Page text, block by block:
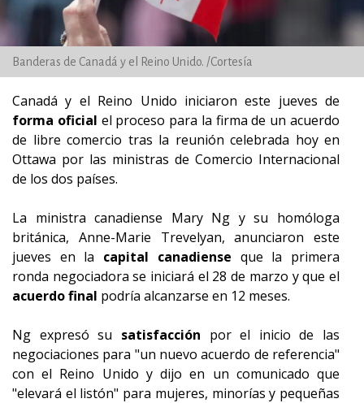
Banderas de Canadá y el Reino Unido. /Cortesía
Canadá y el Reino Unido iniciaron este jueves de
forma oficial el proceso para la firma de un acuerdo
de libre comercio tras la reunión celebrada hoy en
Ottawa por las ministras de Comercio Internacional
de los dos países.
La ministra canadiense Mary Ng y su homóloga
británica, Anne-Marie Trevelyan, anunciaron este
jueves en la capital canadiense que la primera
ronda negociadora se iniciará el 28 de marzo y que el
acuerdo final podría alcanzarse en 12 meses.
Ng expresó su satisfacción por el inicio de las
negociaciones para "un nuevo acuerdo de referencia"
con el Reino Unido y dijo en un comunicado que
"elevará el listón" para mujeres, minorías y pequeñas